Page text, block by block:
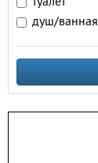
душ/ванная